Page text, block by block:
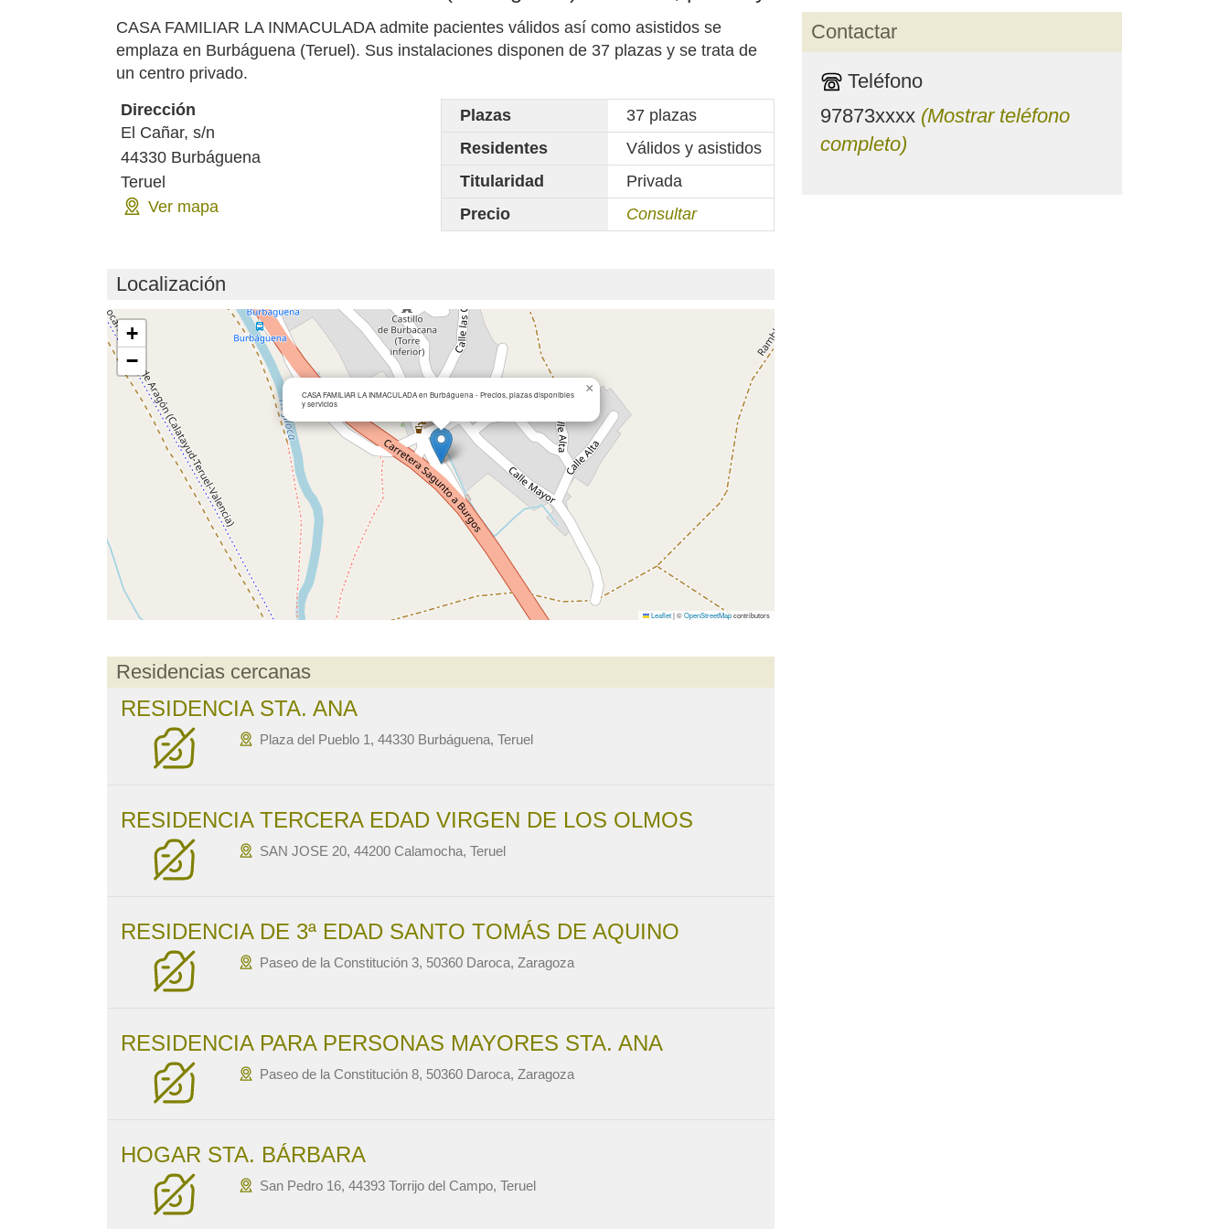
CASA FAMILIAR LA INMACULADA admite pacientes válidos así como asistidos se
emplaza en Burbáguena (Teruel). Sus instalaciones disponen de 37 plazas y se trata de
un centro privado.
Dirección
El Cañar, s/n
44330 Burbáguena
Teruel
Ver mapa
Plazas
37 plazas
Residentes
Válidos y asistidos
Titularidad
Privada
Precio
Consultar
Localización
Cargando mapa...
CASA FAMILIAR LA INMACULADA en Burbáguena - Precios, plazas disponibles
y servicios
×
+
−
Leaflet|©OpenStreetMapcontributors
Residencias cercanas
RESIDENCIA STA. ANA
Plaza del Pueblo 1, 44330 Burbáguena, Teruel
RESIDENCIA TERCERA EDAD VIRGEN DE LOS OLMOS
SAN JOSE 20, 44200 Calamocha, Teruel
RESIDENCIA DE 3ª EDAD SANTO TOMÁS DE AQUINO
Paseo de la Constitución 3, 50360 Daroca, Zaragoza
RESIDENCIA PARA PERSONAS MAYORES STA. ANA
Paseo de la Constitución 8, 50360 Daroca, Zaragoza
HOGAR STA. BÁRBARA
San Pedro 16, 44393 Torrijo del Campo, Teruel
Contactar
Teléfono
97873xxxx (Mostrar teléfono
completo)